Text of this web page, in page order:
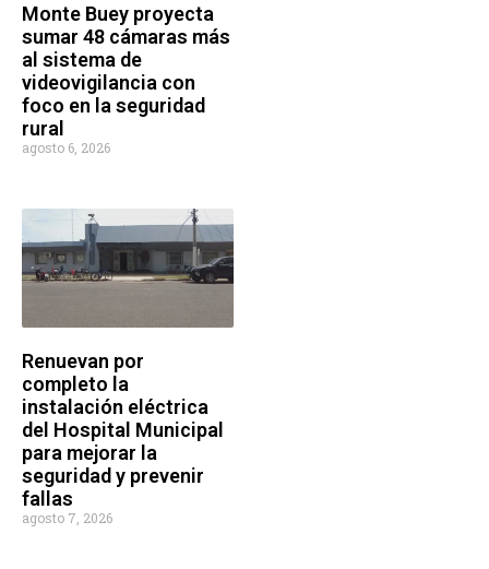
Monte Buey proyecta
sumar 48 cámaras más
al sistema de
videovigilancia con
foco en la seguridad
rural
agosto 6, 2026
Renuevan por
completo la
instalación eléctrica
del Hospital Municipal
para mejorar la
seguridad y prevenir
fallas
agosto 7, 2026